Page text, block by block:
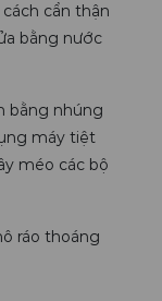
cẩn thận
bằng nước
bằng nhúng
máy tiệt
méo các bộ
ráo thoáng